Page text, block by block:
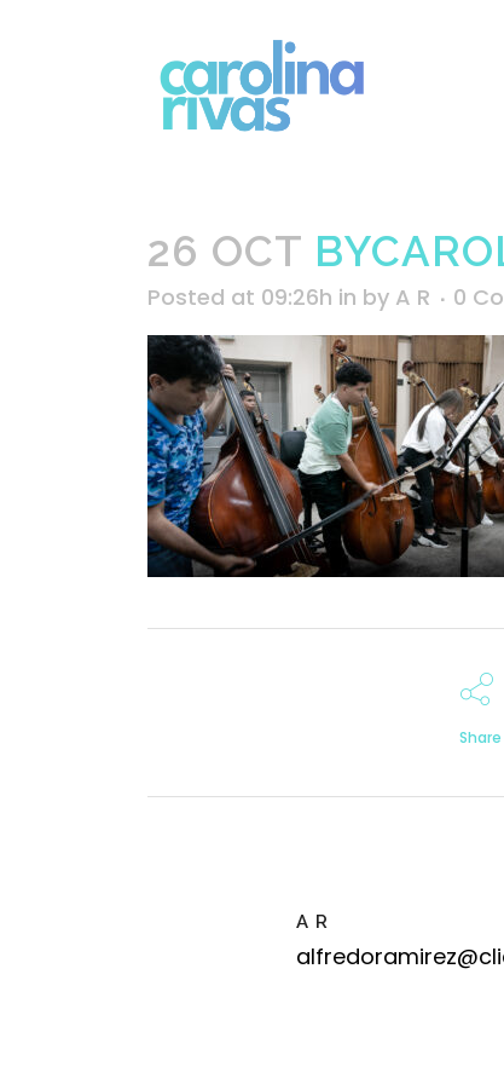
26 OCT
Posted at 09:26h in by A R 0
Share
A R